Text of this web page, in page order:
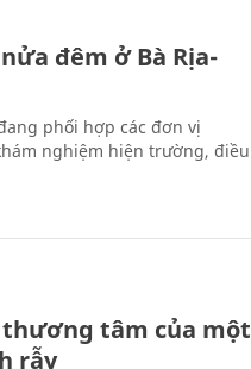
đêm ở Bà Rịa-
phối hợp các đơn vị
nghiệm hiện trường, điều
tâm của một
rẫy